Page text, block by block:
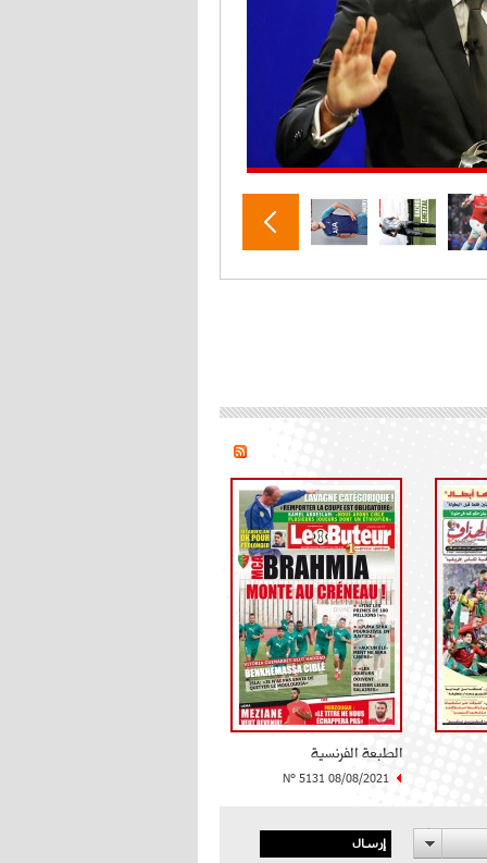
الطبعة الفرنسية
N° 5131 08/08/2021
إرسال